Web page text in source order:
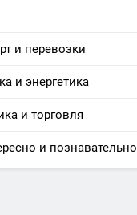
и перевозки
и энергетика
и торговля
и познавательно